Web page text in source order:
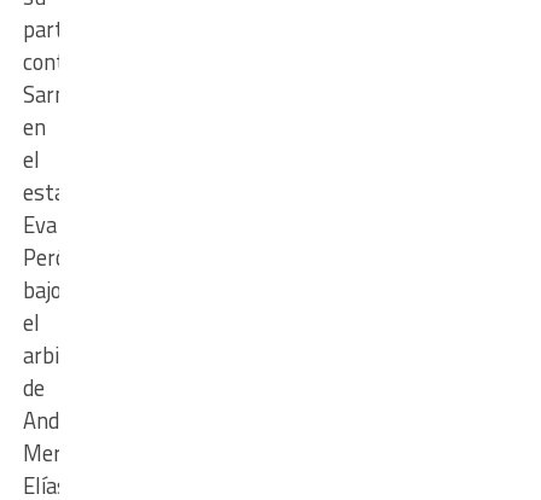
partido
contra
Sarmiento
en
el
estadio
Eva
Perón,
bajo
el
arbitraje
de
Andrés
Merlos.
Elías